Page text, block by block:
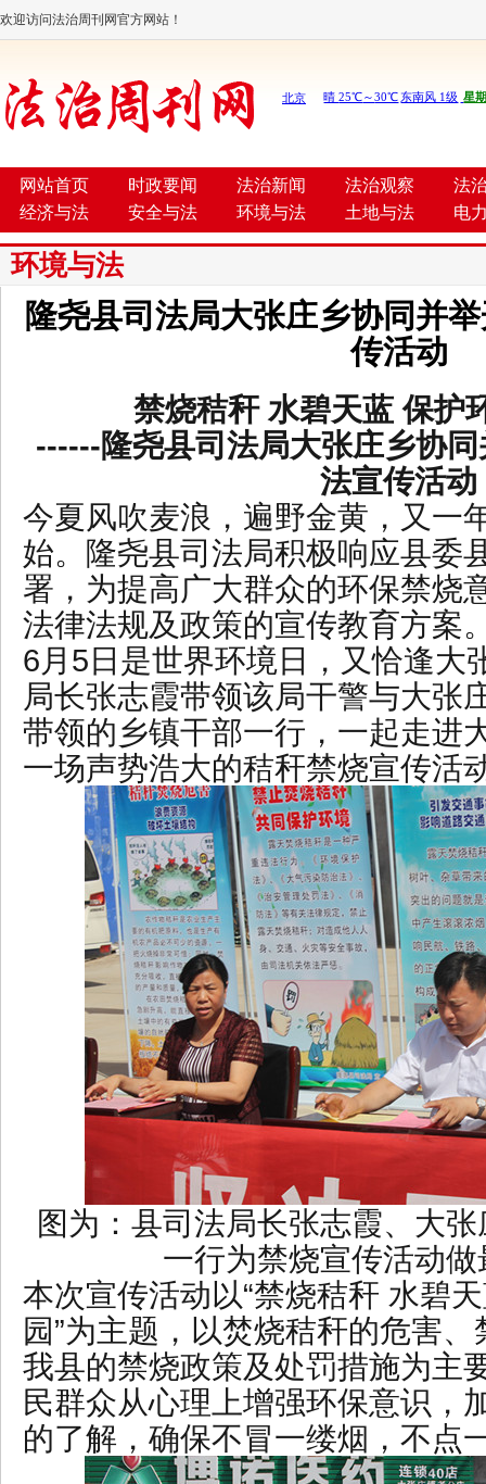
欢迎访问法治周刊网官方网站！
网站首页 时政要闻 法治新闻 法治观察
法
经济与法
安全与法 环境与法 土地与法 电
环境与法
隆尧县司法局大张庄乡协同并
传活动
禁烧秸秆水碧天蓝保护
------隆尧县司法局大张庄乡协
法宣传活动
今夏风吹麦浪，遍野金黄，又一
始。隆尧县司法局积极响应县委
署，为提高广大群众的环保禁烧
法律法规及政策的宣传教育方案
6月5日是世界环境日，又恰逢大
局长张志霞带领该局干警与大张
带领的乡镇干部一行，一起走进
一场声势浩大的秸秆禁烧宣传活
图为：县司法局长张志霞、大
一行为禁烧宣传活动
本次宣传活动以“禁烧秸秆 水碧
园”为主题，以焚烧秸秆的危害
我县的禁烧政策及处罚措施为主
民群众从心理上增强环保意识，
的了解，确保不冒一缕烟，不点